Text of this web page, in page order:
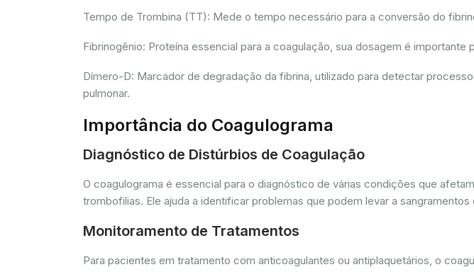
Tempo de Trombina (TT): Mede o tempo necessário para a conversão do
Fibrinogênio: Proteína essencial para a coagulação, sua dosagem é
Dímero-D: Marcador de degradação da fibrina, utilizado para detectar
pulmonar.
Importância do Coagulograma
Diagnóstico de Distúrbios de Coagulação
O coagulograma é essencial para o diagnóstico de várias condições que
trombofilias. Ele ajuda a identificar problemas que podem levar a
Monitoramento de Tratamentos
Para pacientes em tratamento com anticoagulantes ou antiplaquetários, o